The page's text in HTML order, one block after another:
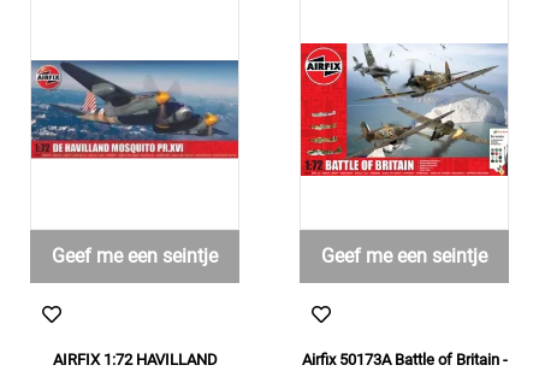
Geef me een seintje
AIRFIX 1:72 HAVILLAND
Geef me een seintje
Airfix 50173A Battle of Britain -